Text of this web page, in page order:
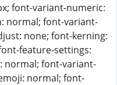
font-variant-numeric:
normal; font-variant-
none; font-kerning:
feature-settings:
normal; font-variant-
normal; font-